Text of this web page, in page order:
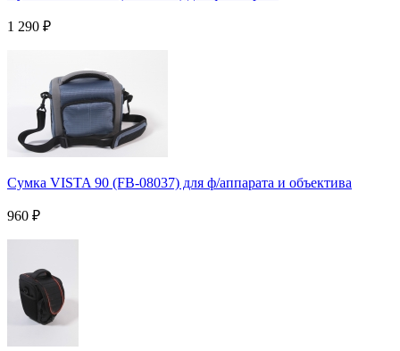
1 290 ₽
Сумка VISTA 90 (FB-08037) для ф/аппарата и объектива
960 ₽